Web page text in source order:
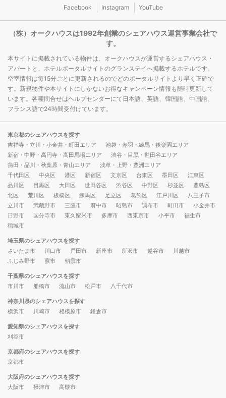
Facebook Instagram YouTube
（株）オークハウスは1992年創業のシェアハウス運営事業会社で
す。
本サイトに掲載されている物件は、オークハウスが運営するシェアハウス・
アパートと、ホテルポータルサイトのグランステイへ掲載するホテルです。
空室情報は毎15分ごとに更新されるのでどのポータルサイトより早く正確で
す。新規物件や本サイトにしかないお得なキャンペーン情報も随時更新して
います。各種問合せはヘルプセンターにて日本語、英語、韓国語、中国語、
フランス語で24時間受付けています。
東京都のシェアハウスを探す
吉祥寺・立川・小金井・町田エリア
池袋・赤羽・練馬・後楽園エリア
新宿・中野・高円寺・高田馬場エリア
渋谷・目黒・世田谷エリア
蒲田・品川・秋葉原・青山エリア
浅草・上野・豊洲エリア
千代田区
中央区 港区 新宿区 文京区 台東区 墨田区
江東区
品川区
目黒区 大田区 世田谷区 渋谷区 中野区 杉並区
豊島区
北区
荒川区 板橋区 練馬区 足立区 葛飾区 江戸川区
八王子市
立川市
武蔵野市 三鷹市 府中市 昭島市 調布市 町田市
小金井市
日野市
国分寺市 東久留米市 多摩市 西東京市 小平市
福生市
稲城市
埼玉県のシェアハウスを探す
さいたま市
川口市 戸田市 新座市 所沢市 越谷市
川越市
ふじみ野市
蕨市 朝霞市
千葉県のシェアハウスを探す
市川市
船橋市 流山市 松戸市 八千代市
神奈川県のシェアハウスを探す
横浜市
川崎市 相模原市 鎌倉市
愛知県のシェアハウスを探す
刈谷市
京都府のシェアハウスを探す
京都市
大阪府のシェアハウスを探す
大阪市
摂津市 高槻市